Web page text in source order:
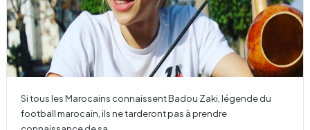
Si tous les Marocains connaissent Badou Zaki, légende du
football marocain, ils ne tarderont pas à prendre